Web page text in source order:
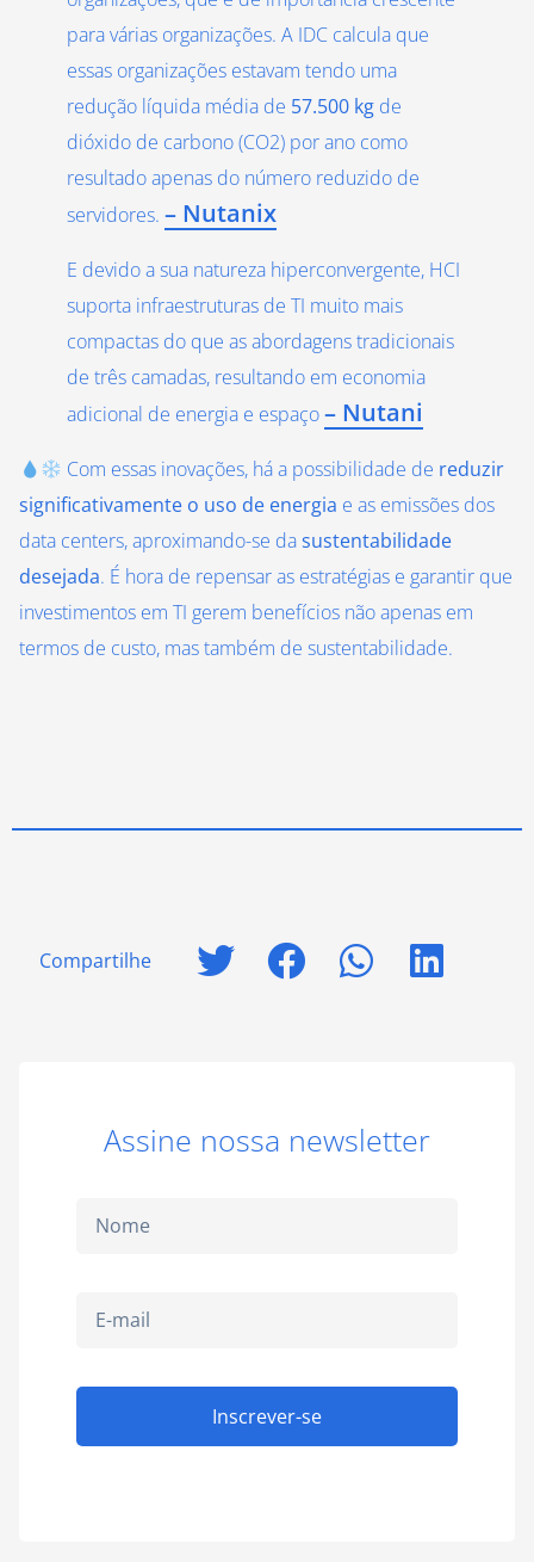
para várias organizações. A IDC calcula que
essas organizações estavam tendo uma
redução líquida média de 57.500 kg de
dióxido de carbono (CO2) por ano como
resultado apenas do número reduzido de
servidores. – Nutanix
E devido a sua natureza hiperconvergente, HCI
suporta infraestruturas de TI muito mais
compactas do que as abordagens tradicionais
de três camadas, resultando em economia
adicional de energia e espaço– Nutani
Com essas inovações, há a possibilidade de reduzir
significativamente o uso de energia e as emissões dos
data centers, aproximando-se dasustentabilidade
desejada. É hora de repensar as estratégias e garantir que
investimentos em TI gerem benefícios não apenas em
termos de custo, mas também de sustentabilidade.
Compartilhe
Assine nossa newsletter
Inscrever-se